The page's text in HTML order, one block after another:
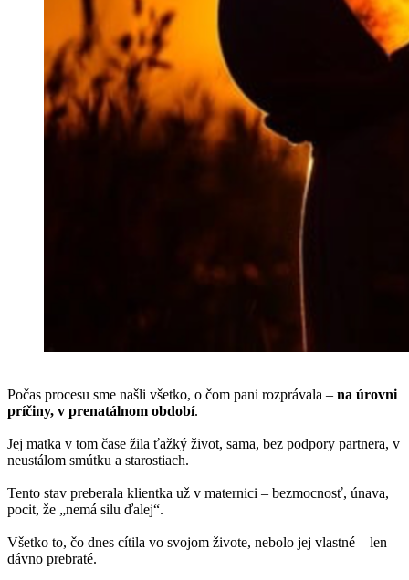
Počas procesu sme našli všetko, o čom pani rozprávala – na úrovni
príčiny, v prenatálnom období.
Jej matka v tom čase žila ťažký život, sama, bez podpory partnera, v
neustálom smútku a starostiach.
Tento stav preberala klientka už v maternici – bezmocnosť, únava,
pocit, že „nemá silu ďalej“.
Všetko to, čo dnes cítila vo svojom živote, nebolo jej vlastné – len
dávno prebraté.